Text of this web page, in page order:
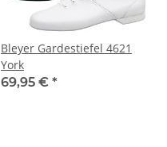
Bleyer Gardestiefel 4621
York
69,95 € *